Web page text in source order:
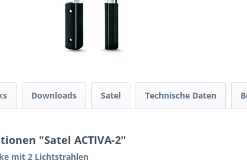
Downloads Satel Technische Daten
"Satel ACTIVA-2"
mit 2 Lichtstrahlen